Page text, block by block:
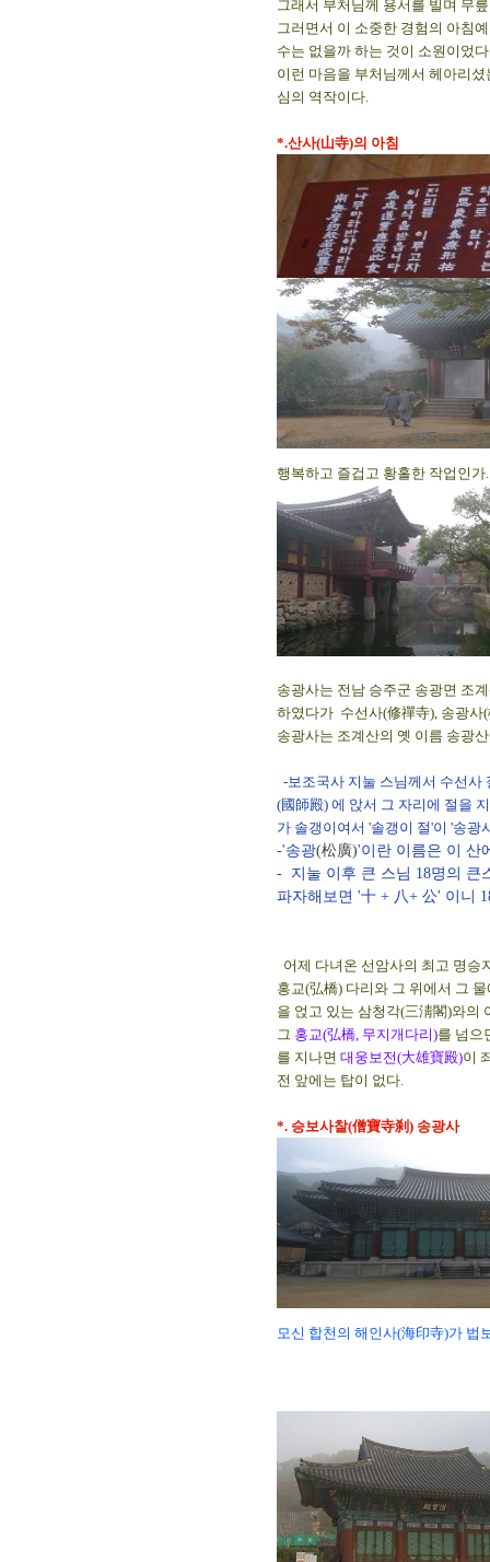
그래서 부처님께 용서를 빌며 무
그러면서 이 소중한 경험의 아침
수는 없을까 하는 것이 소원이었
이런 마음을 부처님께서 헤아리
심의 역작이다.
*.산사(山寺)의 아침
행복하고 즐겁고 황홀한 작업인
송광사는 전남 승주군 송광면 조
하였다가 수선사(修禪寺), 송광사
송광사는 조계산의 옛 이름 송광
-보조국사 지눌 스님께서 수선사
(國師殿) 에 앉서 그 자리에 절을
가 솔갱이여서 '솔갱이 절'이 '송광
-'송광(松廣)'이란 이름은 이 산
- 지눌 이후 큰 스님 18명의 큰
파자해보면 '十 + 八+ 公' 이니
어제 다녀온 선암사의 최고 명승
홍교(弘橋) 다리와 그 위에서 그
을 얹고 있는 삼청각(三淸閣)와의
그 홍교(弘橋, 무지개다리)를 넘으
를 지나면 대웅보전(大雄寶殿)이
전 앞에는 탑이 없다.
*. 승보사찰(僧寶寺刹) 송광사
모신 합천의 해인사(海印寺)가 법